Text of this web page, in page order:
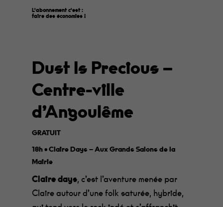
L'abonnement c'est :
faire des économies !
Dust Is Precious –
Centre-ville
d’Angoulême
GRATUIT
18h • Claire Days – Aux Grands Salons de la
Mairie
Claire days, c’est l’aventure menée par
Claire autour d’une folk saturée, hybride,